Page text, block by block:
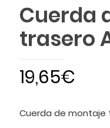
Cuerda
trasero
19,65€
Cuerda de montaje